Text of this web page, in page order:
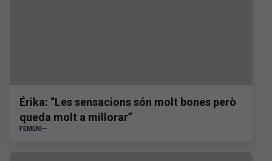
Érika: “Les sensacions són molt bones però
queda molt a millorar”
FEMENÍ